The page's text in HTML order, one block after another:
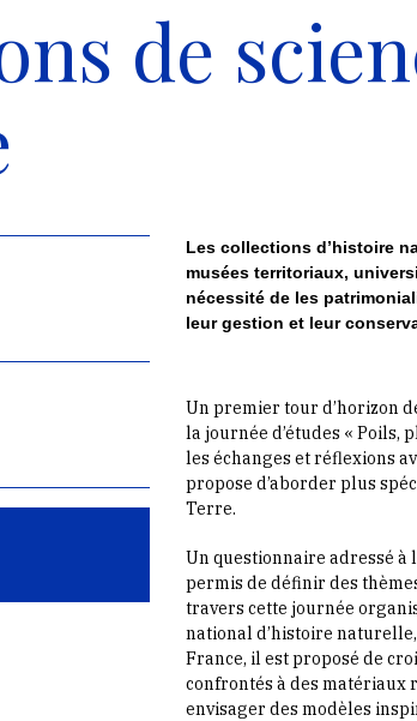
de
Les collections d’histoire
musées territoriaux,
nécessité de les
leur gestion et leur
Un premier tour d’horizon
la journée d’études « Poils,
les échanges et réflexions
propose d’aborder plus
Terre.
Un questionnaire adressé à
permis de définir des
travers cette journée
national d’histoire
France, il est proposé de
confrontés à des matériaux
envisager des modèles